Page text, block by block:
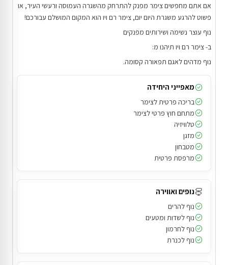
אם אתם מחפשים צימר מפנק להתרחק מהשגרה העמוסה ורעשי העיר, או
פשוט להרגע משגרת היום יום, צימר רם ויו הוא המקום המושלם עבורכם!
נוף עוצר נשימה ושירותים מפנקים
ב- צימר רם ויו תיהנו מ:
נוף מדהים לאגם תפאורה קסומה.
מאפייני היחידה
בריכה פרטית לצימר
מתחם חוץ פרטי לצימר
טלוויזיה
מזגן
מטבחון
מרפסת פרטית
נופים ואווירה
נוף להרים
נוף לשדות ומטעים
נוף לחרמון
נוף לכנרת